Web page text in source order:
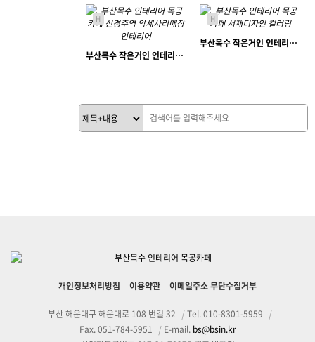
H
1818711-04
부산목수 작은거인 인테리어의 신경주역의 악세사리 전문매장 인테리어
H
작은거인
부산목수 작은거인 인테리어목수 해운대 입주아파트 인테리어 목공작업
개인정보처리방침 이용약관 이메일주소 무단수집거부
부산 해운대구 해운대로 108 번길 32 | Tel. 010-8301-5959 |
Fax. 051-784-5951 | E-mail. bs@bsin.kr